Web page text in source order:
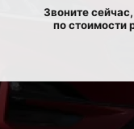
Звоните
по стоимости